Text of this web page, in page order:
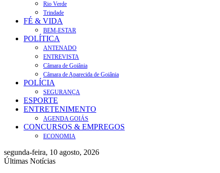
Rio Verde
Trindade
FÉ & VIDA
BEM-ESTAR
POLÍTICA
ANTENADO
ENTREVISTA
Câmara de Goiânia
Câmara de Aparecida de Goiânia
POLÍCIA
SEGURANÇA
ESPORTE
ENTRETENIMENTO
AGENDA GOIÁS
CONCURSOS & EMPREGOS
ECONOMIA
segunda-feira, 10 agosto, 2026
Últimas Notícias